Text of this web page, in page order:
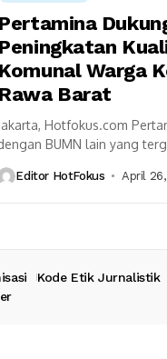
Pertamina
Peningkatan
Komunal Warga
Rawa Barat
Hotfokus.com
BUMN lain yang
bantuan
Editor HotFokus April
Kode Etik Jurnalistik